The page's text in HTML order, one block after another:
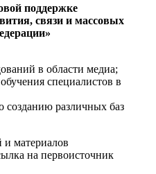
поддержке
связи и массовых
в области медиа;
специалистов в
созданию различных баз
материалов
на первоисточник